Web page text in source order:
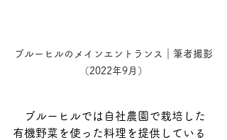
ブルーヒルのメインエントランス｜筆者撮影
（2022年9月）
ブルーヒルでは自社農園で栽培した
有機野菜を使った料理を提供している